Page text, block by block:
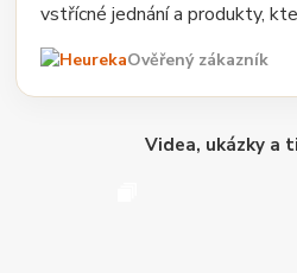
vstřícné jednání a produkty,
Ověřený zákazník
Videa, ukázky a